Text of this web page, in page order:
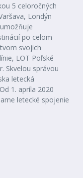
5 celoročných
Londýn
po celom
svojich
LOT Poľské
Skvelou správou
letecká
1. apríla 2020
letecké spojenie